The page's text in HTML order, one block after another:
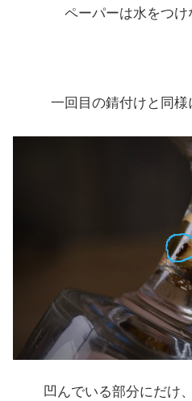
ペーパーは水をつけ
一回目の錆付けと同様
凹んでいる部分にだけ